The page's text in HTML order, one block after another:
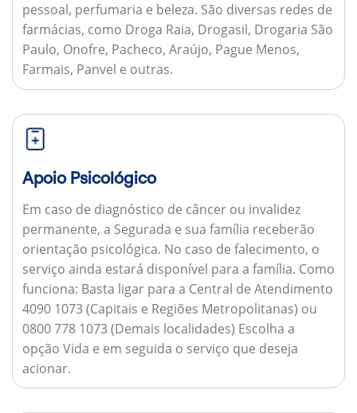
pessoal, perfumaria e beleza. São diversas redes de
farmácias, como Droga Raia, Drogasil, Drogaria São
Paulo, Onofre, Pacheco, Araújo, Pague Menos,
Farmais, Panvel e outras.
Apoio Psicológico
Em caso de diagnóstico de câncer ou invalidez
permanente, a Segurada e sua família receberão
orientação psicológica. No caso de falecimento, o
serviço ainda estará disponível para a família. Como
funciona: Basta ligar para a Central de Atendimento
4090 1073 (Capitais e Regiões Metropolitanas) ou
0800 778 1073 (Demais localidades) Escolha a
opção Vida e em seguida o serviço que deseja
acionar.